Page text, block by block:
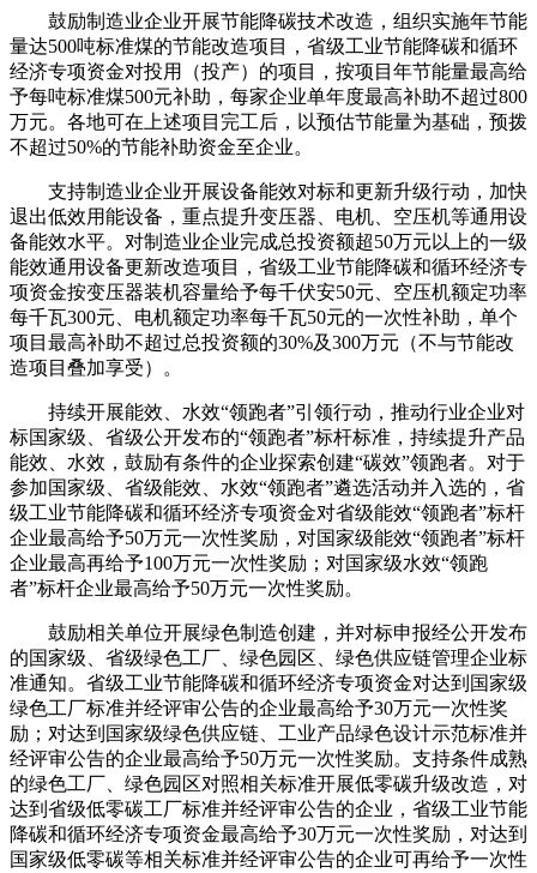
鼓励制造业企业开展节能降碳技术改造，组织实施年节能
量达500吨标准煤的节能改造项目，省级工业节能降碳和循环
经济专项资金对投用（投产）的项目，按项目年节能量最高给
予每吨标准煤500元补助，每家企业单年度最高补助不超过800
万元。各地可在上述项目完工后，以预估节能量为基础，预拨
不超过50%的节能补助资金至企业。
支持制造业企业开展设备能效对标和更新升级行动，加快
退出低效用能设备，重点提升变压器、电机、空压机等通用设
备能效水平。对制造业企业完成总投资额超50万元以上的一级
能效通用设备更新改造项目，省级工业节能降碳和循环经济专
项资金按变压器装机容量给予每千伏安50元、空压机额定功率
每千瓦300元、电机额定功率每千瓦50元的一次性补助，单个
项目最高补助不超过总投资额的30%及300万元（不与节能改
造项目叠加享受）。
持续开展能效、水效“领跑者”引领行动，推动行业企业对
标国家级、省级公开发布的“领跑者”标杆标准，持续提升产品
能效、水效，鼓励有条件的企业探索创建“碳效”领跑者。对于
参加国家级、省级能效、水效“领跑者”遴选活动并入选的，省
级工业节能降碳和循环经济专项资金对省级能效“领跑者”标杆
企业最高给予50万元一次性奖励，对国家级能效“领跑者”标杆
企业最高再给予100万元一次性奖励；对国家级水效“领跑
者”标杆企业最高给予50万元一次性奖励。
鼓励相关单位开展绿色制造创建，并对标申报经公开发布
的国家级、省级绿色工厂、绿色园区、绿色供应链管理企业标
准通知。省级工业节能降碳和循环经济专项资金对达到国家级
绿色工厂标准并经评审公告的企业最高给予30万元一次性奖
励；对达到国家级绿色供应链、工业产品绿色设计示范标准并
经评审公告的企业最高给予50万元一次性奖励。支持条件成熟
的绿色工厂、绿色园区对照相关标准开展低零碳升级改造，对
达到省级低零碳工厂标准并经评审公告的企业，省级工业节能
降碳和循环经济专项资金最高给予30万元一次性奖励，对达到
国家级低零碳等相关标准并经评审公告的企业可再给予一次性